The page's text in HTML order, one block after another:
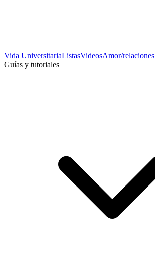
Vida UniversitariaListasVideosAmor/relaciones
Guías y tutoriales